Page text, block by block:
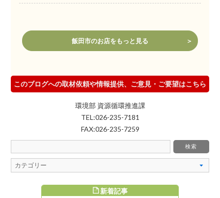
飯田市のお店をもっと見る
このブログへの取材依頼や情報提供、ご意見・ご要望はこちら
環境部 資源循環推進課
TEL:026-235-7181
FAX:026-235-7259
新着記事